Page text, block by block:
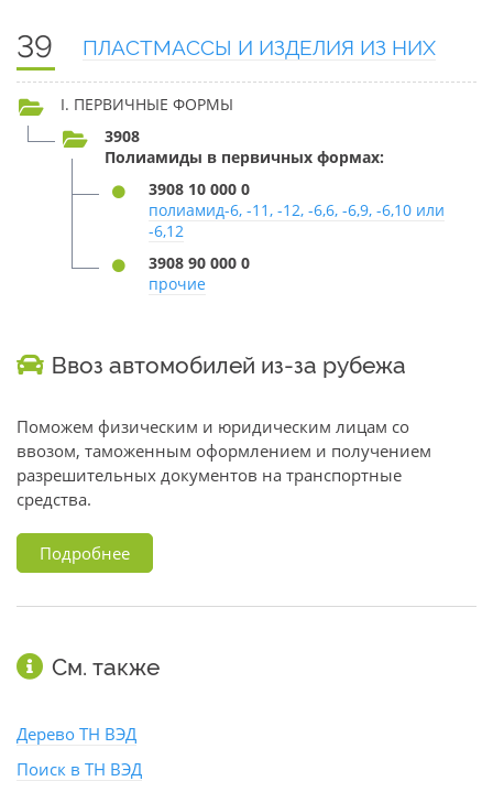
39 ПЛАСТМАССЫ И ИЗДЕЛИЯ ИЗ НИХ
I. ПЕРВИЧНЫЕ ФОРМЫ
3908
Полиамиды в первичных формах:
3908 10 000 0
полиамид-6, -11, -12, -6,6, -6,9, -6,10 или
-6,12
3908 90 000 0
прочие
Ввоз автомобилей из-за рубежа
Поможем физическим и юридическим лицам со
ввозом, таможенным оформлением и получением
разрешительных документов на транспортные
средства.
Подробнее
См. также
Дерево ТН ВЭД
Поиск в ТН ВЭД